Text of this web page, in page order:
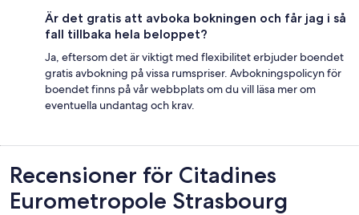
Är det gratis att avboka bokningen och får jag i så
fall tillbaka hela beloppet?
Ja, eftersom det är viktigt med flexibilitet erbjuder boendet
gratis avbokning på vissa rumspriser. Avbokningspolicyn för
boendet finns på vår webbplats om du vill läsa mer om
eventuella undantag och krav.
Recensioner
Recensioner för Citadines
Eurometropole Strasbourg